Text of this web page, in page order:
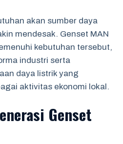
akan sumber daya
mendesak. Genset MAN
kebutuhan tersebut,
industri serta
daya listrik yang
aktivitas ekonomi lokal.
Genset